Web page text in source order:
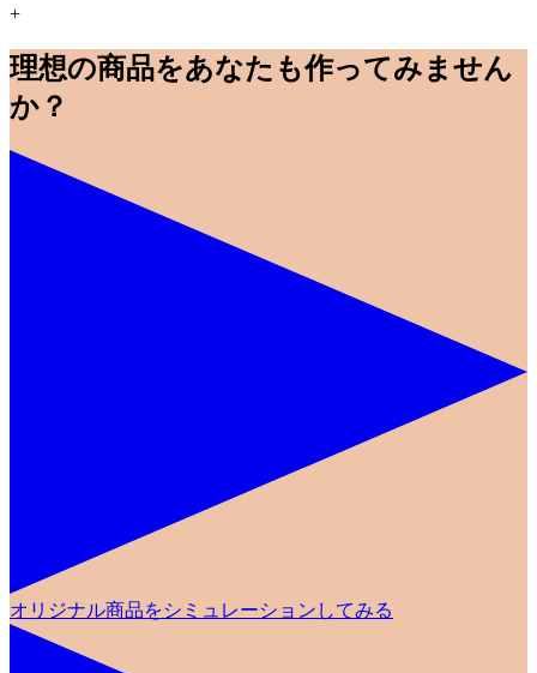
+
理想の商品をあなたも作ってみません
か？
オリジナル商品をシミュレーションしてみる